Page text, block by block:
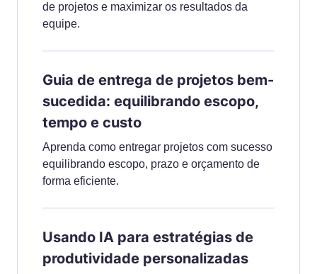
de projetos e maximizar os resultados da
equipe.
Guia de entrega de projetos bem-
sucedida: equilibrando escopo,
tempo e custo
Aprenda como entregar projetos com sucesso
equilibrando escopo, prazo e orçamento de
forma eficiente.
Usando IA para estratégias de
produtividade personalizadas